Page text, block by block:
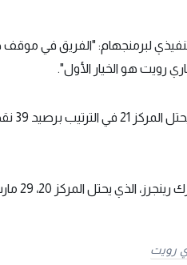
لبرمنجهام: "الفريق في
رويت هو الخيار الأول".
يحتل المركز 20، 29 مارس الجاري.
رويت